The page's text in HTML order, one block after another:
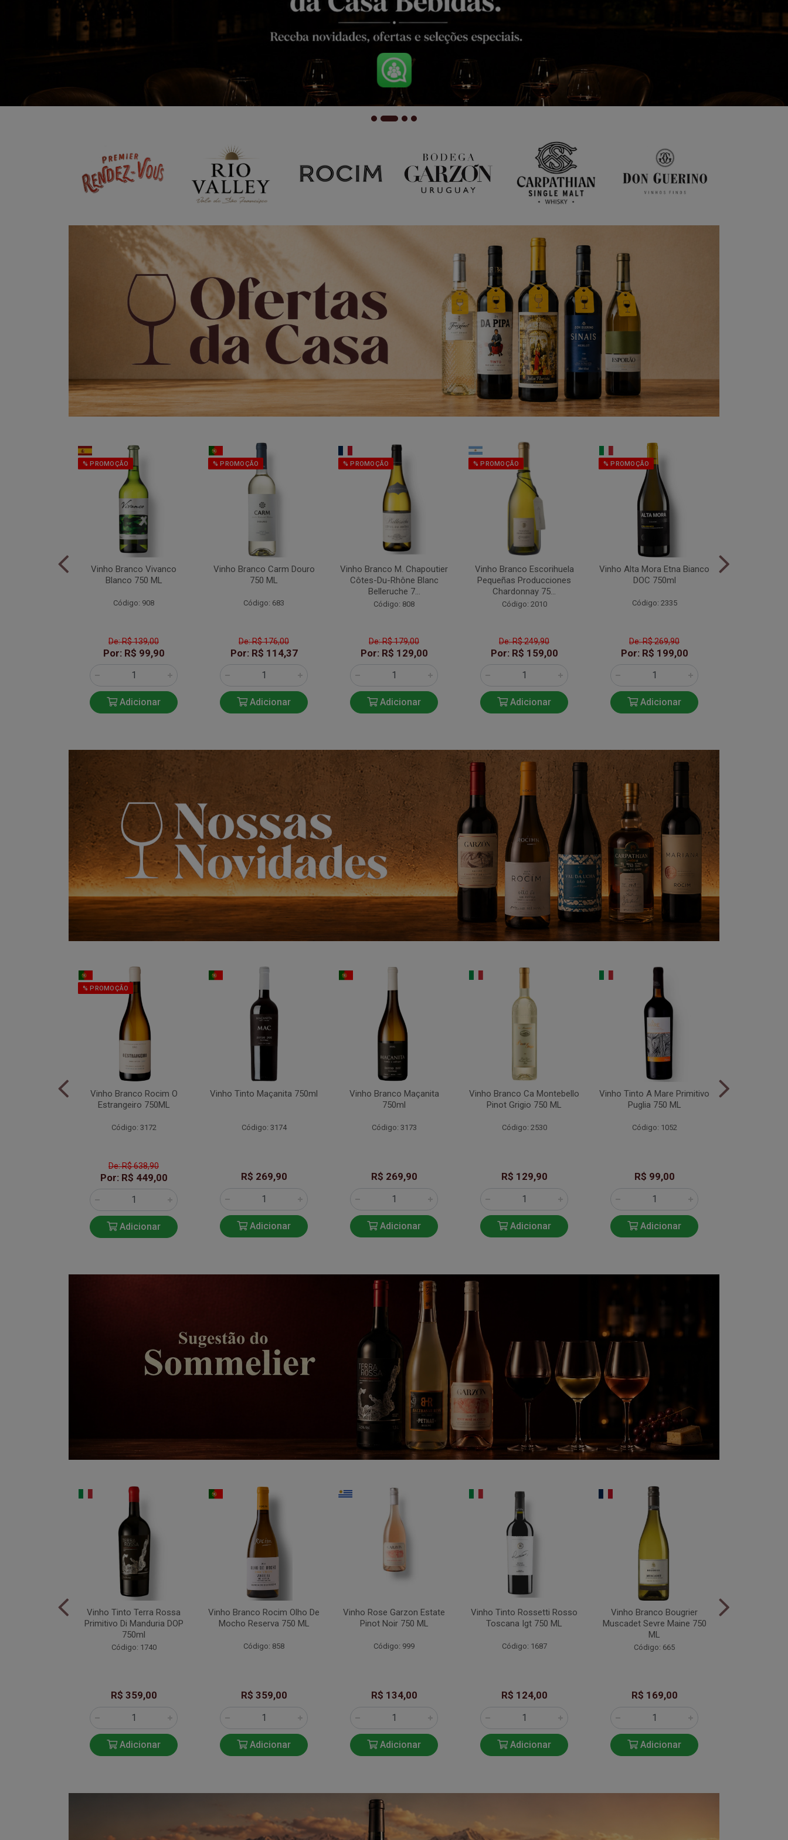
% PROMOÇÃO
Vinho Branco Vivanco
Blanco 750 ML
Código: 908
De: R$ 139,00
Por: R$ 99,90
Adicionar
% PROMOÇÃO
Vinho Branco Carm Douro
750 ML
Código: 683
De: R$ 176,00
Por: R$ 114,37
Adicionar
% PROMOÇÃO
Vinho Branco M. Chapoutier
Côtes-Du-Rhône Blanc
Belleruche 7...
Código: 808
De: R$ 179,00
Por: R$ 129,00
Adicionar
% PROMOÇÃO
Vinho Branco Escorihuela
Pequeñas Producciones
Chardonnay 75...
Código: 2010
De: R$ 249,90
Por: R$ 159,00
Adicionar
% PROMOÇÃO
Vinho Alta Mora Etna Bianco
DOC 750ml
Código: 2335
De: R$ 269,90
Por: R$ 199,00
Adicionar
% PROMOÇÃO
Vinho Branco Rocim O
Estrangeiro 750ML
Código: 3172
De: R$ 638,90
Por: R$ 449,00
Adicionar
Vinho Tinto Maçanita 750ml
Código: 3174
R$ 269,90
Adicionar
Vinho Branco Maçanita
750ml
Código: 3173
R$ 269,90
Adicionar
Vinho Branco Ca Montebello
Pinot Grigio 750 ML
Código: 2530
R$ 129,90
Adicionar
Vinho Tinto A Mare Primitivo
Puglia 750 ML
Código: 1052
R$ 99,00
Adicionar
Vinho Tinto Terra Rossa
Primitivo Di Manduria DOP
750ml
Código: 1740
R$ 359,00
Adicionar
Vinho Branco Rocim Olho De
Mocho Reserva 750 ML
Código: 858
R$ 359,00
Adicionar
Vinho Rose Garzon Estate
Pinot Noir 750 ML
Código: 999
R$ 134,00
Adicionar
Vinho Tinto Rossetti Rosso
Toscana Igt 750 ML
Código: 1687
R$ 124,00
Adicionar
Vinho Branco Bougrier
Muscadet Sevre Maine 750
ML
Código: 665
R$ 169,00
Adicionar